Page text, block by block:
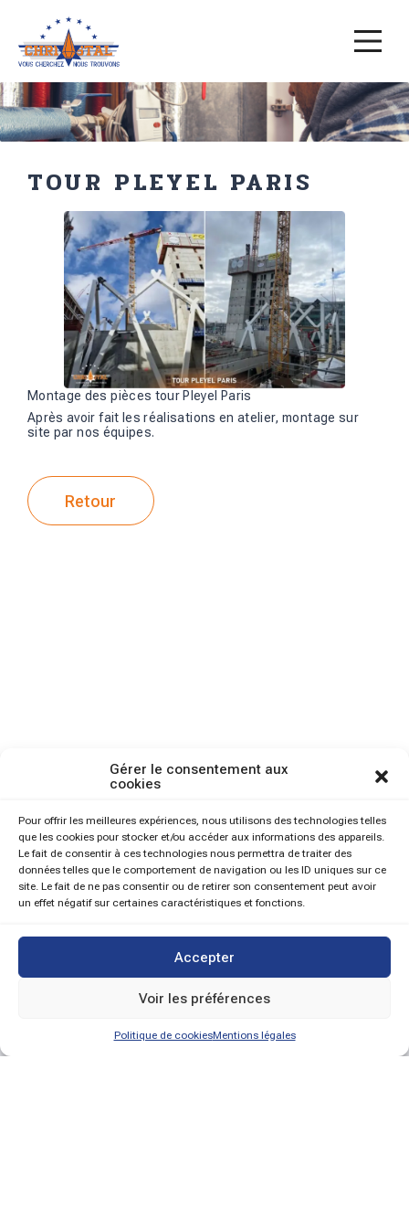
Gérer le consentement aux
cookies
Pour offrir les meilleures expériences, nous utilisons des technologies telles
que les cookies pour stocker et/ou accéder aux informations des appareils.
Le fait de consentir à ces technologies nous permettra de traiter des
données telles que le comportement de navigation ou les ID uniques sur ce
site. Le fait de ne pas consentir ou de retirer son consentement peut avoir
un effet négatif sur certaines caractéristiques et fonctions.
Accepter
Voir les préférences
Politique de cookiesMentions légales
TOUR PLEYEL PARIS
Montage des pièces tour Pleyel Paris
Après avoir fait les réalisations en atelier, montage sur
site par nos équipes.
Retour